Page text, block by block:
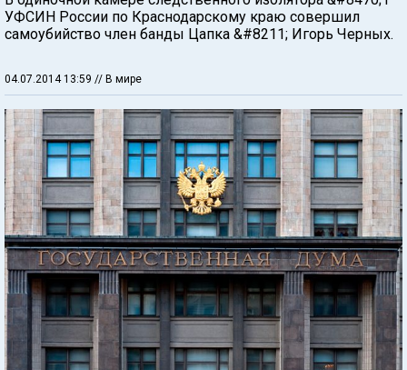
УФСИН России по Краснодарскому краю совершил
самоубийство член банды Цапка &#8211; Игорь Черных.
04.07.2014 13:59 // В мире